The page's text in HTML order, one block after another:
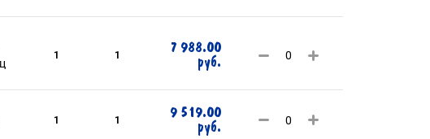
1 1 7 988.00
руб.
1 1 9 519.00
руб.